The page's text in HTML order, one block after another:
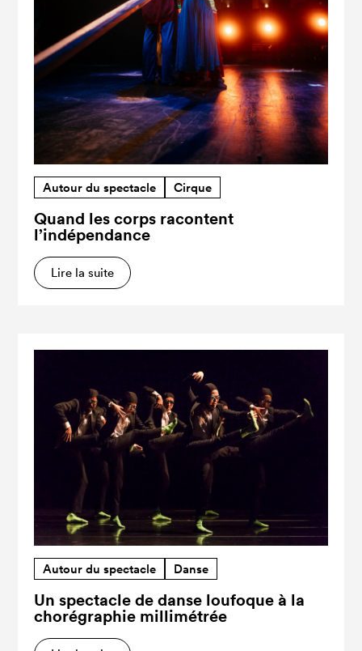
Autour du spectacle Cirque
Quand les corps racontent
l’indépendance
Lire la suite
Autour du spectacle Danse
Un spectacle de danse loufoque à la
chorégraphie millimétrée